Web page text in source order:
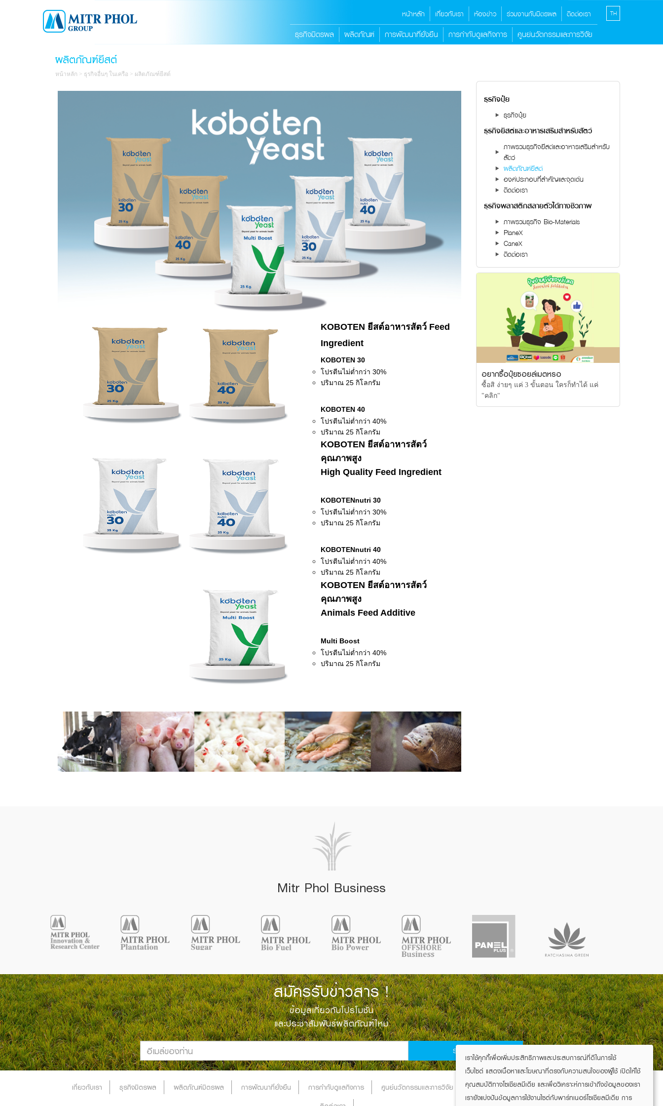
TH
หน้าหลัก เกี่ยวกับเรา ห้องข่าว ร่วมงานกับมิตรผล ติดต่อเรา
ธุรกิจมิตรผล ผลิตภัณฑ์ การพัฒนาที่ยั่งยืน การกำกับดูแลกิจการ ศูนย์นวัตกรรมและการวิจัย
ผลิตภัณฑ์ยีสต์
หน้าหลัก > ธุรกิจอื่นๆ ในเครือ > ผลิตภัณฑ์ยีสต์
KOBOTEN ยีสต์อาหารสัตว์ Feed
Ingredient
KOBOTEN 30
โปรตีนไม่ต่ำกว่า 30%
ปริมาณ 25 กิโลกรัม
KOBOTEN 40
โปรตีนไม่ต่ำกว่า 40%
ปริมาณ 25 กิโลกรัม
KOBOTEN ยีสต์อาหารสัตว์
คุณภาพสูง
High Quality Feed Ingredient
KOBOTENnutri 30
โปรตีนไม่ต่ำกว่า 30%
ปริมาณ 25 กิโลกรัม
KOBOTENnutri 40
โปรตีนไม่ต่ำกว่า 40%
ปริมาณ 25 กิโลกรัม
KOBOTEN ยีสต์อาหารสัตว์
คุณภาพสูง
Animals Feed Additive
Multi Boost
โปรตีนไม่ต่ำกว่า 40%
ปริมาณ 25 กิโลกรัม
ธุรกิจปุ๋ย
ธุรกิจปุ๋ย
ธุรกิจยีสต์และอาหารเสริมสำหรับสัตว์
ภาพรวมธุรกิจยีสต์และอาหารเสริมสำหรับ
สัตว์
ผลิตภัณฑ์ยีสต์
องค์ประกอบที่สำคัญและจุดเด่น
ติดต่อเรา
ธุรกิจพลาสติกสลายตัวได้ทางชีวภาพ
ภาพรวมธุรกิจ Bio-Materials
PlaneX
CaneX
ติดต่อเรา
อยากซื้อปุ๋ยซอยล์เมตหรอ
ซื้อสิ ง่ายๆ แค่ 3 ขั้นตอน ใครก็ทำได้ แค่
"คลิก"
Mitr Phol Business
สมัครรับข่าวสาร !
ข้อมูลเกี่ยวกับโปรโมชั่น
และประชาสัมพันธ์ผลิตภัณฑ์ใหม่
SIGN UP
เกี่ยวกับเรา ธุรกิจมิตรผล ผลิตภัณฑ์มิตรผล การพัฒนาที่ยั่งยืน การกำกับดูแลกิจการ ศูนย์นวัตกรรมและการวิจัย ข่าวสารและกิจกรรม
ร่วมงานกับมิตรผล
เราใช้คุกกี้เพื่อเพิ่มประสิทธิภาพและประสบการณ์ที่ดีในการใช้
เว็บไซต์ แสดงเนื้อหาและโฆษณาที่ตรงกับความสนใจของผู้ใช้ เปิดให้ใช้
คุณสมบัติทางโซเชียลมีเดีย และเพื่อวิเคราะห์การเข้าถึงข้อมูลของเรา
เรายังแบ่งปันข้อมูลการใช้งานไซต์กับพาร์ทเนอร์โซเชียลมีเดีย การ